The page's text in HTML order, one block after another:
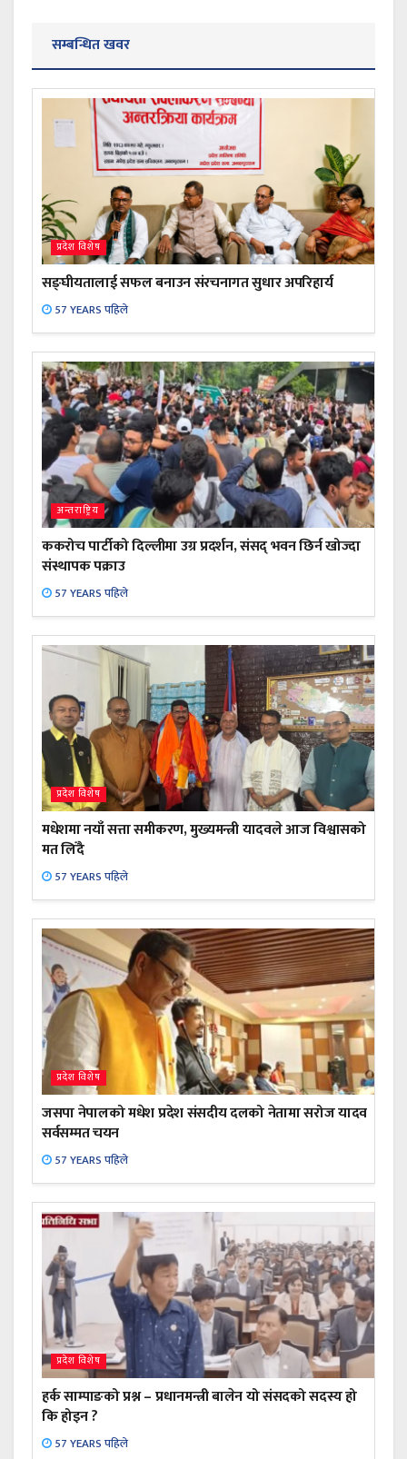
सम्बन्धित खवर
प्रदेश विशेष
सङ्घीयतालाई सफल बनाउन संरचनागत सुधार अपरिहार्य
57 YEARS पहिले
अन्तराष्ट्रिय
ककरोच पार्टीको दिल्लीमा उग्र प्रदर्शन, संसद् भवन छिर्न खोज्दा
संस्थापक पक्राउ
57 YEARS पहिले
प्रदेश विशेष
मधेशमा नयाँ सत्ता समीकरण, मुख्यमन्त्री यादवले आज विश्वासको
मत लिँदै
57 YEARS पहिले
प्रदेश विशेष
जसपा नेपालको मधेश प्रदेश संसदीय दलको नेतामा सरोज यादव
सर्वसम्मत चयन
57 YEARS पहिले
प्रदेश विशेष
हर्क साम्पाङको प्रश्न – प्रधानमन्त्री बालेन यो संसदको सदस्य हो
कि होइन ?
57 YEARS पहिले